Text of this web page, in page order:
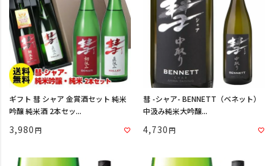
ギフト 彗 シャア 金賞酒セット 純米
吟醸 純米酒 2本セッ...
3,980
彗 -シャア- BENNETT（ベネット）
中汲み純米大吟醸...
4,730